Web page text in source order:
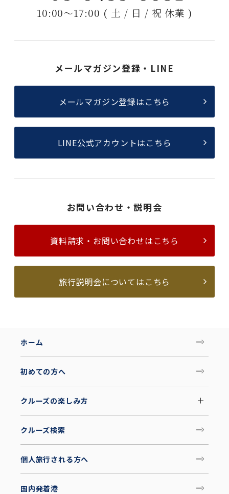
10:00〜17:00 ( 土 / 日 / 祝 休業 )
メールマガジン登録・LINE
メールマガジン登録はこちら
LINE公式アカウントはこちら
お問い合わせ・説明会
資料請求・お問い合わせはこちら
旅行説明会についてはこちら
ホーム
初めての方へ
クルーズの楽しみ方
クルーズ検索
個人旅行される方へ
国内発着港